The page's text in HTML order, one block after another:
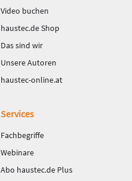
Video buchen
haustec.de Shop
Das sind wir
Unsere Autoren
haustec-online.at
Services
Fachbegriffe
Webinare
Abo haustec.de Plus